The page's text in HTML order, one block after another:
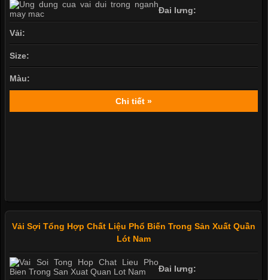
Đai lưng:
Vải:
Size:
Màu:
Chi tiết »
Vải Sợi Tổng Hợp Chất Liệu Phổ Biến Trong Sản Xuất Quần
Lót Nam
Đai lưng: